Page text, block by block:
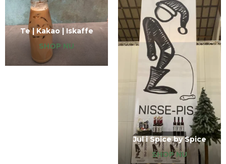
Te | Kakao | Iskaffe
SHOP NU
Jul i Spice by Spice
SHOP NU